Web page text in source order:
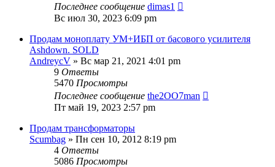
Последнее сообщение dimas1
Вс июл 30, 2023 6:09 pm
Продам моноплату УМ+ИБП от басового усилителя
Ashdown. SOLD
AndreycV » Вс мар 21, 2021 4:01 pm
9 Ответы
5470 Просмотры
Последнее сообщение the2OO7man
Пт май 19, 2023 2:57 pm
Продам трансформаторы
Scumbag » Пн сен 10, 2012 8:19 pm
4 Ответы
5086 Просмотры